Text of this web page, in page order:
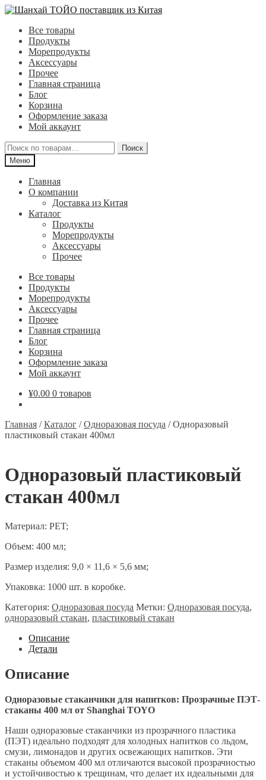
Перейти
навигации
Перейти
содержимому
Все товары
Продукты
Морепродукты
Аксессуары
Прочее
Главная страница
Блог
Корзина
Оформление заказа
Мой аккаунт
Искать:
Поиск
Меню
Главная
О компании
Доставка из Китая
Каталог
Продукты
Морепродукты
Аксессуары
Прочее
Все товары
Продукты
Морепродукты
Аксессуары
Прочее
Главная страница
Блог
Корзина
Оформление заказа
Мой аккаунт
¥0.00 0 товаров
Главная /Каталог /Одноразовая посуда /Одноразовый
пластиковый стакан 400мл
Одноразовый пластиковый
стакан 400мл
Материал: PET;
Объем: 400 мл;
Размер изделия: 9,0 × 11,6 × 5,6 мм;
Упаковка: 1000 шт. в коробке.
Категория: Одноразовая посуда Метки: Одноразовая посуда,
одноразовый стакан, пластиковый стакан
Описание
Детали
Описание
Одноразовые стаканчики для напитков: Прозрачные ПЭТ-
стаканы 400 мл от Shanghai TOYO
Наши одноразовые стаканчики из прозрачного пластика
(ПЭТ) идеально подходят для холодных напитков со льдом,
смузи, лимонадов и других освежающих напитков. Эти
стаканы объемом 400 мл отличаются высокой прозрачностью
и устойчивостью к трещинам, что делает их идеальными для